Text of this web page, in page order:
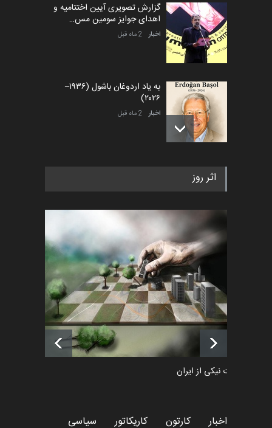
گزارش تصویری آیین اختتامیه و
اهدای جوایز سومین مس…
اخبار 2 ماه قبل
به یاد اردوغان باشول (۱۹۳۶–
۲۰۲۶)
اخبار 2 ماه قبل
رویداد کارگاهی کارتون و پوستر
اخبار 6 ماه قبل
فراخوان رویداد کارگاهی کارتون و
پوستر "ایران سربل…
اخبار 6 ماه قبل
لیست شرکت کنندگان یازدهمین
جشنواره بین‌المللی کا…
اخبار
اثر روز
طراوت نیکی از ایران
اخبار کارتون کاریکاتور سیاسی